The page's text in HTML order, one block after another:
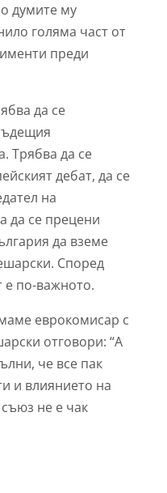
думите му
голяма част от
преди
да се
Трябва да се
дебат, да се
на
да се прецени
да вземе
Според
е по-важното.
еврокомисар с
отговори: “А
че все пак
и влиянието на
не е чак